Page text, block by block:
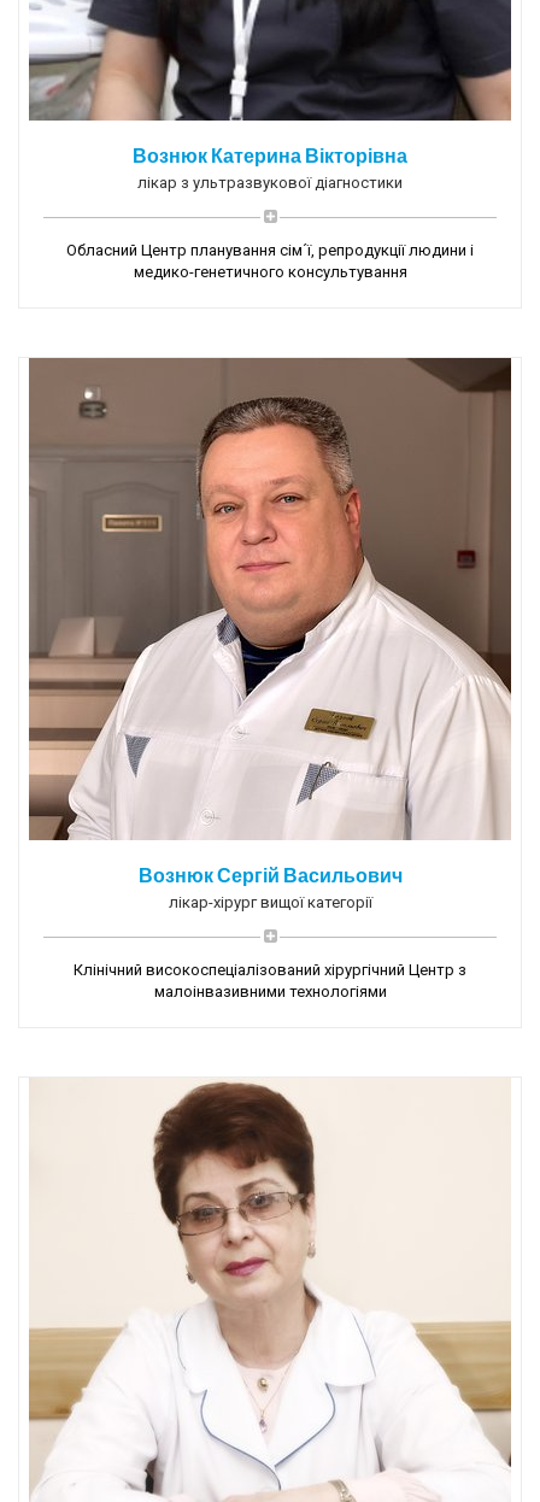
Вознюк Катерина Вікторівна
лікар з ультразвукової діагностики
Обласний Центр планування сім´ї, репродукції людини і
медико-генетичного консультування
Вознюк Сергій Васильович
лікар-хірург вищої категорії
Клінічний високоспеціалізований хірургічний Центр з
малоінвазивними технологіями